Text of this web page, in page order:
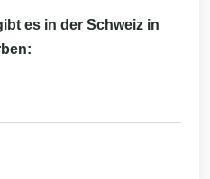
es in der Schweiz in